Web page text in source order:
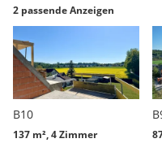
2 passende Anzeigen
B10
137 m², 4 Zimmer